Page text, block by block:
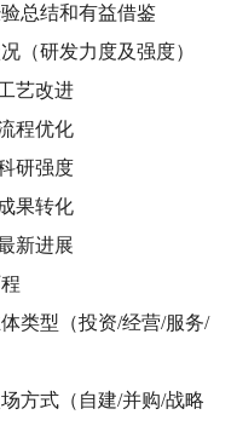
总结和有益借鉴
（研发力度及强度）
艺改进
程优化
研强度
果转化
新进展
类型（投资/经营/服务/
方式（自建/并购/战略